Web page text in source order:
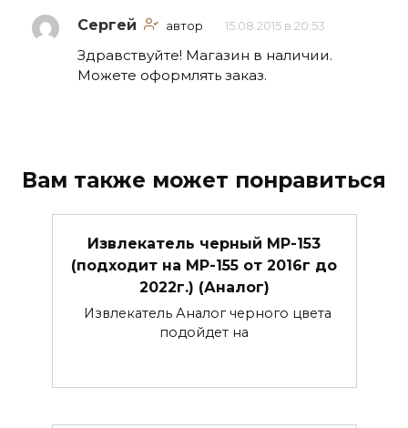
Сергей автор 15.08.2015 в 20:53
Здравствуйте! Магазин в наличии.
Можете оформлять заказ.
Вам также может понравиться
Извлекатель черный МР-153
(подходит на МР-155 от 2016г до
2022г.) (Аналог)
Извлекатель Аналог черного цвета
подойдет на